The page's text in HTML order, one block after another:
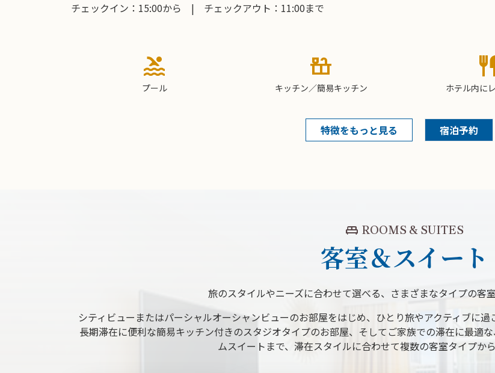
チェックイン：15:00から | チェックアウト：11:00まで
pool
プール
countertops
キッチン／簡易キッチン
restaurant
ホテル内に
特徴をもっと見る 宿泊予約
king_bed ROOMS & SUITES
客室＆スイート
旅のスタイルやニーズに合わせて選べる、さまざまなタイプの客
シティビューまたはパーシャルオーシャンビューのお部屋をはじめ、ひとり旅やアクティブに
長期滞在に便利な簡易キッチン付きのスタジオタイプのお部屋、そしてご家族での滞在に最適
ムスイートまで、滞在スタイルに合わせて複数の客室タイプか